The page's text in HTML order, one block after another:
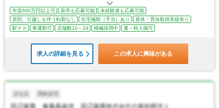
年収600万円以上可 新卒も応募可能
未経験者も応募可能
原則、引越しを伴う転勤なし
住宅補助（手当）あり
産休・育休取得実績有り
駅チカ
車通勤可 店舗数10～29 積極採用中 夏～秋入職可
求人の詳細を見る この求人に興味がある